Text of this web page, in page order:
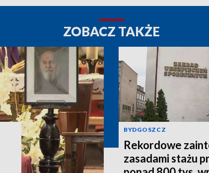
ZOBACZ TAKŻE
BYDGOSZCZ
Rekordowe
zasadami stażu